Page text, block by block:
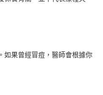
如果曾經冒痘，醫師會根據你